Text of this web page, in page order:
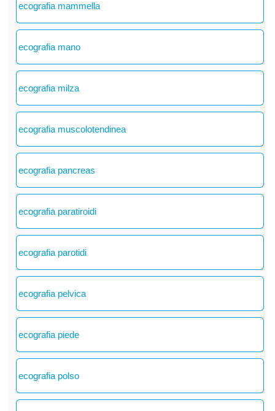
ecografia mammella
ecografia mano
ecografia milza
ecografia muscolotendinea
ecografia pancreas
ecografia paratiroidi
ecografia parotidi
ecografia pelvica
ecografia piede
ecografia polso